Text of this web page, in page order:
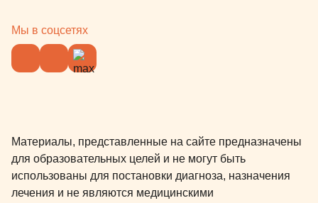
Мы в соцсетях
Материалы, представленные на сайте предназначены
для образовательных целей и не могут быть
использованы для постановки диагноза, назначения
лечения и не являются медицинскими